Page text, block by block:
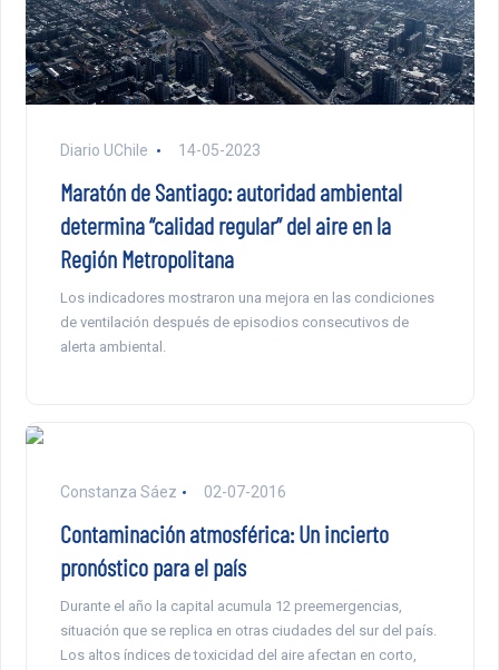
Diario UChile 14-05-2023
Maratón de Santiago: autoridad ambiental
determina “calidad regular” del aire en la
Región Metropolitana
Los indicadores mostraron una mejora en las condiciones
de ventilación después de episodios consecutivos de
alerta ambiental.
Constanza Sáez 02-07-2016
Contaminación atmosférica: Un incierto
pronóstico para el país
Durante el año la capital acumula 12 preemergencias,
situación que se replica en otras ciudades del sur del país.
Los altos índices de toxicidad del aire afectan en corto,